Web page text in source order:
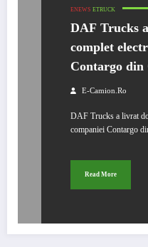
ENEWS ETRUCK
DAF Trucks
complet
Contargo din
E-Camion.ro
DAF Trucks a livrat
companiei Contargo
Read More